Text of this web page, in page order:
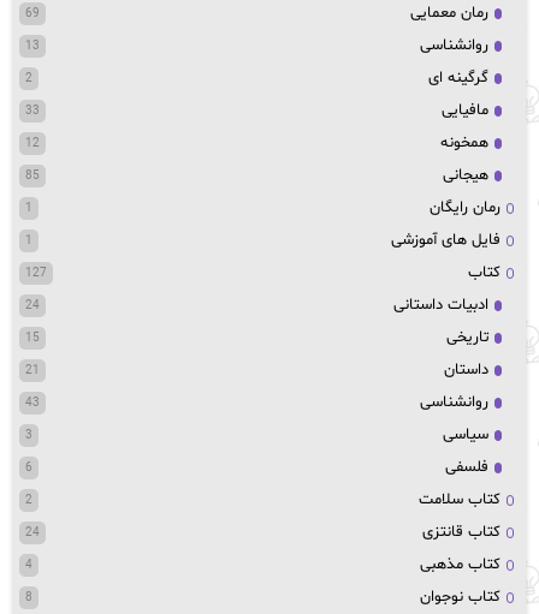
رمان معمایی 69
روانشناسی 13
گرگینه ای 2
مافیایی 33
همخونه 12
هیجانی 85
رمان رایگان 1
فایل های آموزشی 1
کتاب 127
ادبیات داستانی 24
تاریخی 15
داستان 21
روانشناسی 43
سیاسی 3
فلسفی 6
کتاب سلامت 2
کتاب قانتزی 24
کتاب مذهبی 4
کتاب نوجوان 8